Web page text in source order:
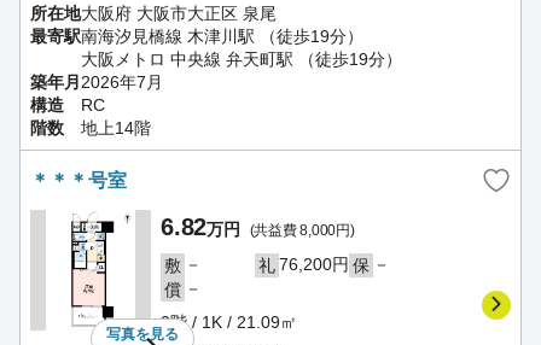
所在地大阪府 大阪市大正区 泉尾
最寄駅南海汐見橋線 木津川駅 （徒歩19分）
大阪メトロ 中央線 弁天町駅 （徒歩19分）
築年月 2026年7月
構造
RC
階数
地上14階
＊＊＊号室
写真を見る
6.82万円 (共益費 8,000円)
敷 － 礼76,200円 保 －
償 －
2階 / 1K / 21.09㎡